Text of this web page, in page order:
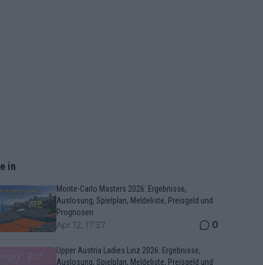
in
Monte-Carlo Masters 2026: Ergebnisse,
Auslosung, Spielplan, Meldeliste, Preisgeld und
Prognosen
Apr 12, 17:37 0
Upper Austria Ladies Linz 2026: Ergebnisse,
Auslosung, Spielplan, Meldeliste, Preisgeld und